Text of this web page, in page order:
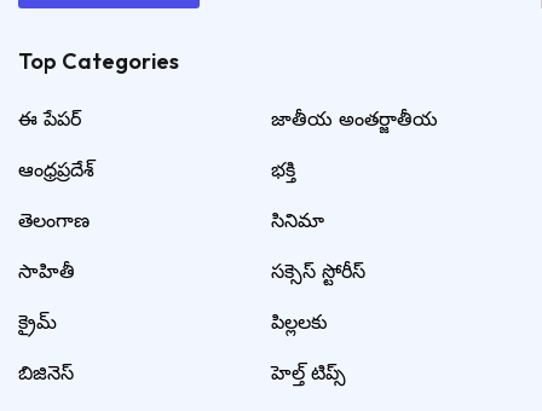
Top Categories​
ఈ పేపర్
ఆంధ్రప్రదేశ్
తెలంగాణ
సాహితీ
క్రైమ్
బిజినెస్
జాతీయ అంతర్జాతీయ
భక్తి
సినిమా
సక్సెస్ స్టోరీస్
పిల్లలకు
హెల్త్ టిప్స్